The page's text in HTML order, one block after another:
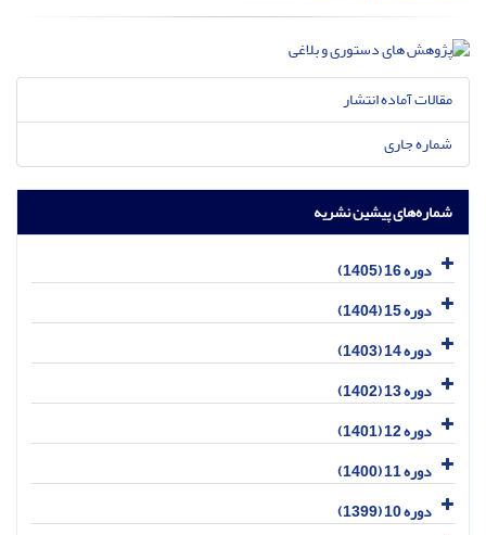
مقالات آماده انتشار
شماره جاری
شماره‌های پیشین نشریه
دوره 16 (1405)
دوره 15 (1404)
دوره 14 (1403)
دوره 13 (1402)
دوره 12 (1401)
دوره 11 (1400)
دوره 10 (1399)